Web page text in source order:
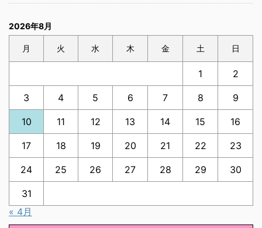
2026年8月
月 火 水 木 金 土 日
1 2
3 4 5 6 7 8 9
10 11 12 13 14 15 16
17 18 19 20 21 22 23
24 25 26 27 28 29 30
31
« 4月